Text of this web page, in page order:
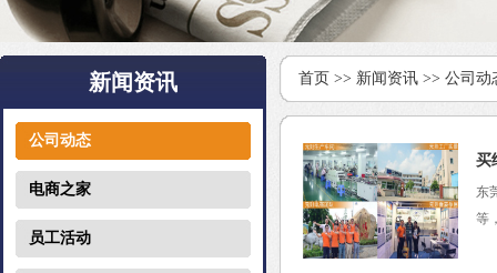
新闻资讯
公司动态
电商之家
员工活动
首页 >> 新闻资讯 >> 公司动
买
东
等